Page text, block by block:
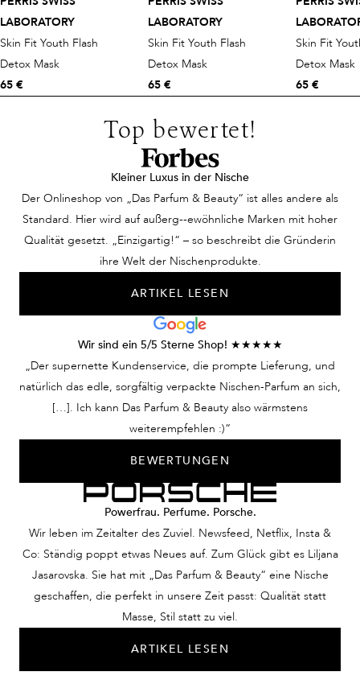
LABORATORY
Skin Fit Youth Flash
Detox Mask
65 €
LABORATORY
Skin Fit Youth Flash
Detox Mask
65 €
Skin Fit
Detox Mask
65 €
Top bewertet!
Kleiner Luxus in der Nische
Der Onlineshop von „Das Parfum & Beauty“ ist alles andere als
Standard. Hier wird auf außerg--ewöhnliche Marken mit hoher
Qualität gesetzt. „Einzigartig!“ – so beschreibt die Gründerin
ihre Welt der Nischenprodukte.
ARTIKEL LESEN
Wir sind ein 5/5 Sterne Shop! ★★★★★
„Der supernette Kundenservice, die prompte Lieferung, und
natürlich das edle, sorgfältig verpackte Nischen-Parfum an sich,
[…]. Ich kann Das Parfum & Beauty also wärmstens
weiterempfehlen :)“
BEWERTUNGEN
Powerfrau. Perfume. Porsche.
Wir leben im Zeitalter des Zuviel. Newsfeed, Netflix, Insta &
Co: Ständig poppt etwas Neues auf. Zum Glück gibt es Liljana
Jasarovska. Sie hat mit „Das Parfum & Beauty“ eine Nische
geschaffen, die perfekt in unsere Zeit passt: Qualität statt
Masse, Stil statt zu viel.
ARTIKEL LESEN